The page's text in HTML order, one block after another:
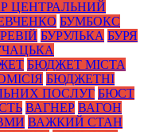
ЦЕНТРАЛЬНИЙ
БУМБОКС
БУРУЛЬКА БУРЯ
БЮДЖЕТ МІСТА
БЮДЖЕТНІ
ПОСЛУГ БЮСТ
ВАГНЕР ВАГОН
ВАЖКИЙ СТАН